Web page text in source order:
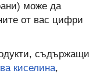
може да
от вас цифри
съдържащи
киселина,